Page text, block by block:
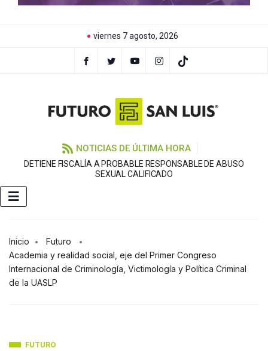
viernes 7 agosto, 2026
NOTICIAS DE ÚLTIMA HORA
DETIENE FISCALÍA A PROBABLE RESPONSABLE DE ABUSO
SEXUAL CALIFICADO
Inicio
Futuro
Academia y realidad social, eje del Primer Congreso
Internacional de Criminología, Victimología y Política Criminal
de la UASLP
FUTURO